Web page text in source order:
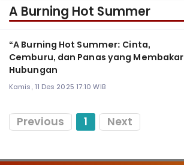
A Burning Hot Summer
“A Burning Hot Summer: Cinta,
Cemburu, dan Panas yang Membakar
Hubungan
Kamis, 11 Des 2025 17:10 WIB
Previous 1 Next